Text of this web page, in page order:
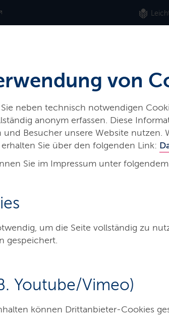
von
neben technisch notwendigen
anonym erfassen. Diese
Besucher unsere Website nutzen.
Sie über den folgenden Link:
Sie im Impressum unter
um die Seite vollständig zu
gespeichert.
Youtube/Vimeo)
können Drittanbieter-Cookies